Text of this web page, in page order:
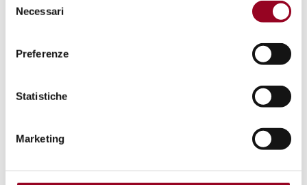
mediante il link “
delNecessari
Preferenze
Statistiche
Marketing